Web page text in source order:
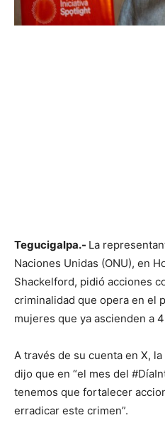
Tegucigalpa.- La
Naciones Unidas (ONU), en
Shackelford, pidió acciones
criminalidad que opera en el
mujeres que ya ascienden a
A través de su cuenta en X,
dijo que en “el mes del
tenemos que fortalecer
erradicar este crimen”.